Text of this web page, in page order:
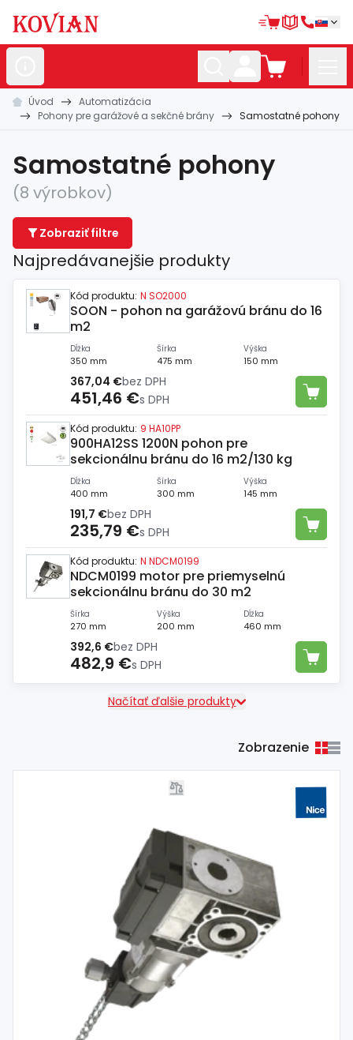
Nerezovépolotovary
Kovanépolotovary
Zábradlia amadlá
Bránovésystémy
Automatizácia
Dom, dielňa,záhrada
Hutníckymateriál
materiál
Úvod
Automatizácia
Pohony pre garážové a sekčné brány
Samostatné pohony
Samostatné pohony
(8 výrobkov)
Zobraziť filtre
Najpredávanejšie produkty
Kód produktu: N SO2000
SOON - pohon na garážovú bránu do 16
m2
Dĺžka
350 mm
Šírka
475 mm
Výška
150 mm
367,04 €bez DPH
451,46 €s DPH
Kód produktu: 9 HA10PP
900HA12SS 1200N pohon pre
sekcionálnu bránu do 16 m2/130 kg
Dĺžka
400 mm
Šírka
300 mm
Výška
145 mm
191,7 €bez DPH
235,79 €s DPH
Kód produktu: N NDCM0199
NDCM0199 motor pre priemyselnú
sekcionálnu bránu do 30 m2
Šírka
270 mm
Výška
200 mm
Dĺžka
460 mm
392,6 €bez DPH
482,9 €s DPH
Načítať ďalšie produkty
Zobrazenie